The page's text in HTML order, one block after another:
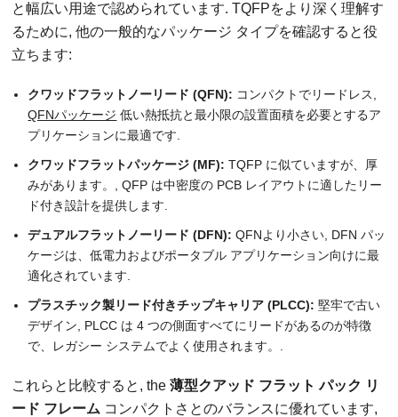
と幅広い用途で認められています. TQFPをより深く理解す
るために, 他の一般的なパッケージ タイプを確認すると役
立ちます:
クワッドフラットノーリード (QFN): コンパクトでリードレス,
QFNパッケージ 低い熱抵抗と最小限の設置面積を必要とするア
プリケーションに最適です.
クワッドフラットパッケージ (MF): TQFP に似ていますが、厚
みがあります。, QFP は中密度の PCB レイアウトに適したリー
ド付き設計を提供します.
デュアルフラットノーリード (DFN): QFNより小さい, DFN パッ
ケージは、低電力およびポータブル アプリケーション向けに最
適化されています.
プラスチック製リード付きチップキャリア (PLCC): 堅牢で古い
デザイン, PLCC は 4 つの側面すべてにリードがあるのが特徴
で、レガシー システムでよく使用されます。.
これらと比較すると,the 薄型クアッド フラット パック リ
ード フレーム コンパクトさとのバランスに優れています,